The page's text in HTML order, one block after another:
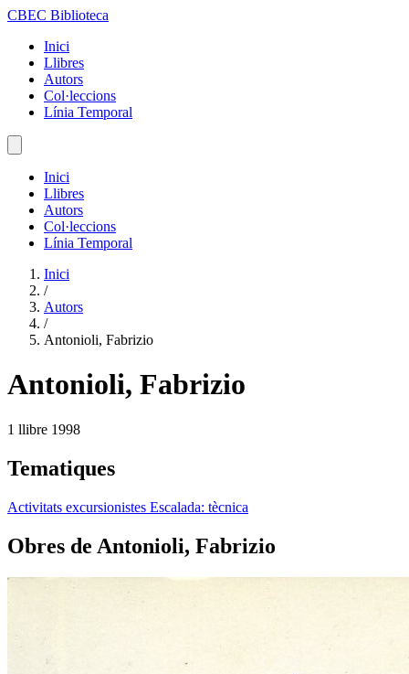
CBEC Biblioteca
Inici
Llibres
Autors
Col·leccions
Línia Temporal
Inici
Llibres
Autors
Col·leccions
Línia Temporal
Inici
/
Autors
/
Antonioli, Fabrizio
Antonioli, Fabrizio
1 llibre 1998
Tematiques
Activitats excursionistes Escalada: tècnica
Obres de Antonioli, Fabrizio